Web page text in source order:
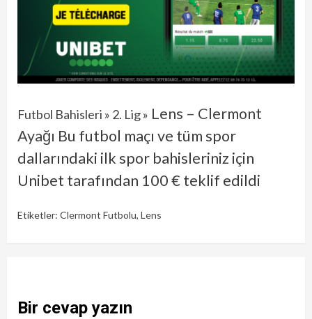
Futbol Bahisleri » 2. Lig» Lens – Clermont
Ayağı Bu futbol maçı ve tüm spor
dallarındaki ilk spor bahisleriniz için
Unibet tarafından 100 € teklif edildi
Etiketler: Clermont Futbolu, Lens
Bir cevap yazın